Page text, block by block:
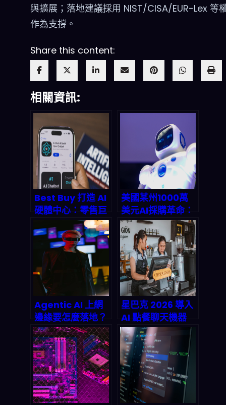
與擴展；落地建議採用 NIST/CISA/EUR-Lex 等
作為支撐。
Share this content:
相關資訊:
Best Buy 打造 AI
硬體中心：零售巨
頭如何用邊緣 AI
重塑消費體驗？
美國某州1000萬
美元AI採購革命：
自然語言模型直接
把供應商管理從紙
堆變透明神器？
Agentic AI 上網
邊緣要怎麼落地？
從邊緣自治網路、
聯邦學習到能耗與
安全的完整剖析
星巴克 2026 導入
AI 點餐聊天機器
人：從「加速結
帳」到「重塑客戶
體驗」的全鏈路觀
察